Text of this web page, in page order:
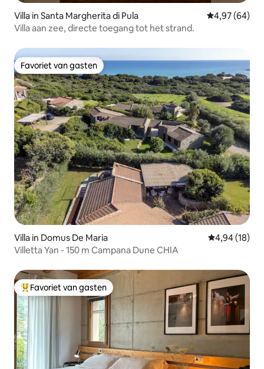
Villa in Santa Margherita di Pula Gemiddelde
4,97 (64)
Villa aan zee, directe toegang tot het strand.
Favoriet van gasten
Favoriet van gasten
Villa in Domus De Maria Gemiddelde
4,94 (18)
Villetta Yan - 150 m Campana Dune CHIA
Topfavoriet van gasten
Favoriet van gasten